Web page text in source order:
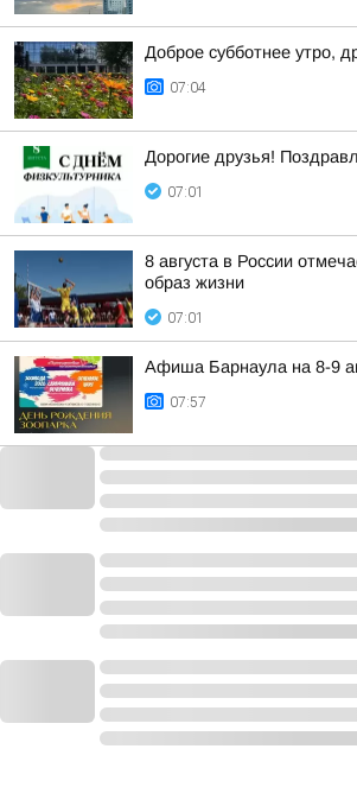
Доброе субботнее утро,
07:04
Дорогие друзья!
07:01
8 августа в России
образ жизни
07:01
Афиша Барнаула на 8-9
07:57